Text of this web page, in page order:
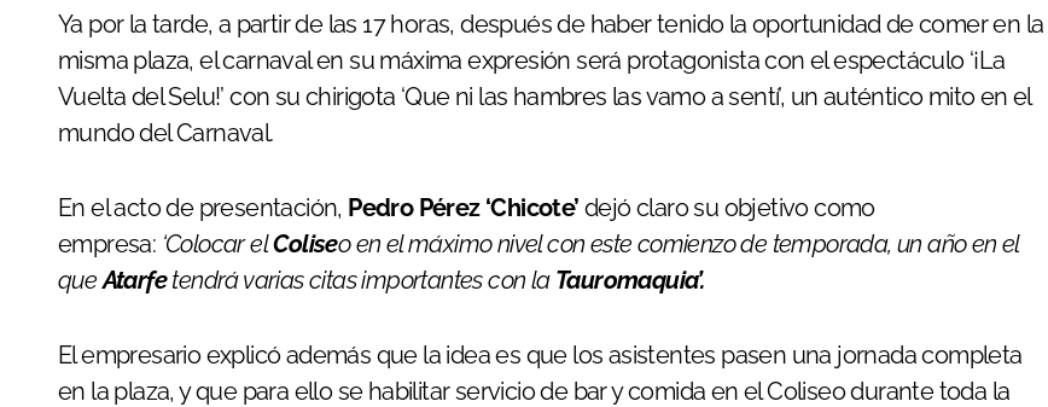
Ya por la tarde, a partir de las 17 horas, después de haber tenido la oportunidad de comer en la
misma plaza, el carnaval en su máxima expresión será protagonista con el espectáculo ‘¡La
Vuelta del Selu!’ con su chirigota ‘Que ni las hambres las vamo a sentí’, un auténtico mito en el
mundo del Carnaval.
En el acto de presentación, Pedro Pérez ‘Chicote’ dejó claro su objetivo como
empresa: ‘Colocar elColiseo en el máximo nivel con este comienzo de temporada, un año en el
queAtarfetendrá varias citas importantes con la Tauromaquia’.
El empresario explicó además que la idea es que los asistentes pasen una jornada completa
en la plaza, y que para ello se habilitar servicio de bar y comida en el Coliseo durante toda la